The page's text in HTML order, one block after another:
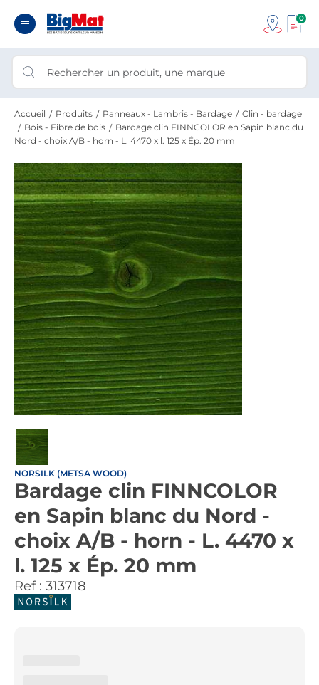
0
Accueil Produits Panneaux - Lambris - Bardage
Clin - bardage
Bois - Fibre de bois
Bardage clin FINNCOLOR en Sapin blanc du
Nord - choix A/B - horn - L. 4470 x l. 125 x Ép. 20 mm
NORSILK (METSA WOOD)
Bardage clin FINNCOLOR
en Sapin blanc du Nord -
choix A/B - horn - L. 4470 x
l. 125 x Ép. 20 mm
Ref : 313718